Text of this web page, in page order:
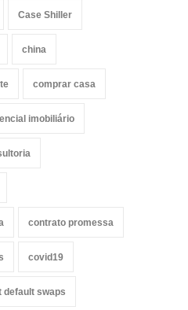
Case Shiller
china
comprar casa
imobiliário
contrato promessa
covid19
default swaps